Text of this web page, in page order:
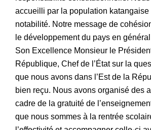
accueilli par la population katangaise
notabilité. Notre message de
le développement du pays en
Son Excellence Monsieur le
République, Chef de l’État sur la
que nous avons dans l’Est de la
bien reçu. Nous avons organisé des
cadre de la gratuité de
que nous sommes à la rentrée